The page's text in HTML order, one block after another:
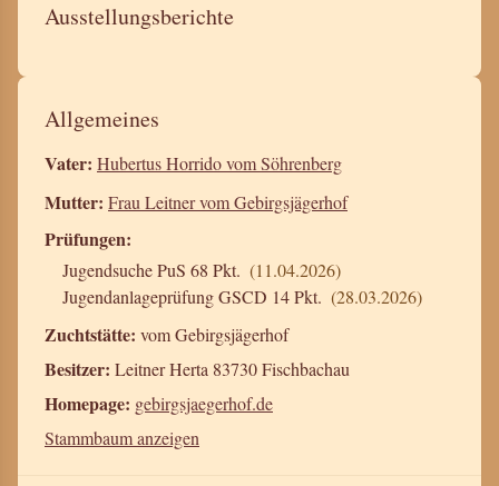
Ausstellungsberichte
Allgemeines
Vater: Hubertus Horrido vom Söhrenberg
Mutter: Frau Leitner vom Gebirgsjägerhof
Prüfungen:
Jugendsuche PuS 68 Pkt. (11.04.2026)
Jugendanlageprüfung GSCD 14 Pkt. (28.03.2026)
Zuchtstätte: vom Gebirgsjägerhof
Besitzer: Leitner Herta 83730 Fischbachau
Homepage: gebirgsjaegerhof.de
Stammbaum anzeigen